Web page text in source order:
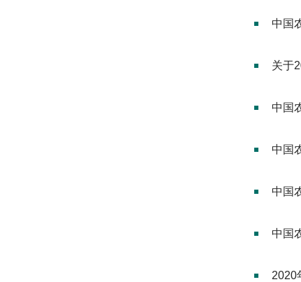
中国
关于
中国
中国
中国
中国
2020